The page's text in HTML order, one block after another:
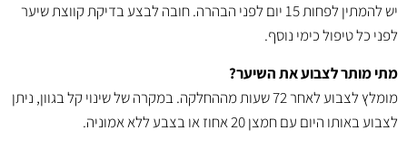
יש להמתין לפחות 15 יום לפני הבהרה. חובה לבצע בדיקת קווצת שיער
לפני כל טיפול כימי נוסף.
מתי מותר לצבוע את השיער?
מומלץ לצבוע לאחר 72 שעות מההחלקה. במקרה של שינוי קל בגוון, ניתן
לצבוע באותו היום עם חמצן 20 אחוז או בצבע ללא אמוניה.